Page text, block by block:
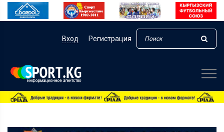
Вход Регистрация